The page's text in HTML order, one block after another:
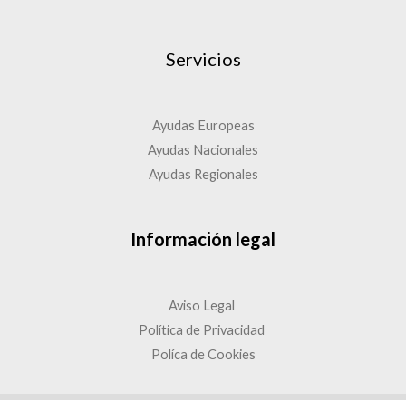
Servicios
Ayudas Europeas
Ayudas Nacionales
Ayudas Regionales
Información legal
Aviso Legal
Política de Privacidad
Políca de Cookies